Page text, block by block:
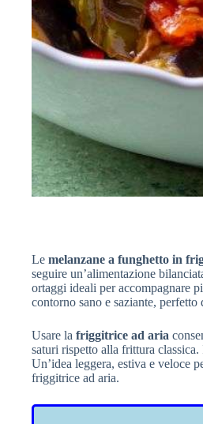
Le melanzane a funghetto in
seguire un’alimentazione
ortaggi ideali per accompagnare
contorno sano e saziante,
Usare la friggitrice ad aria
saturi rispetto alla frittura
Un’idea leggera, estiva e veloce
friggitrice ad aria.